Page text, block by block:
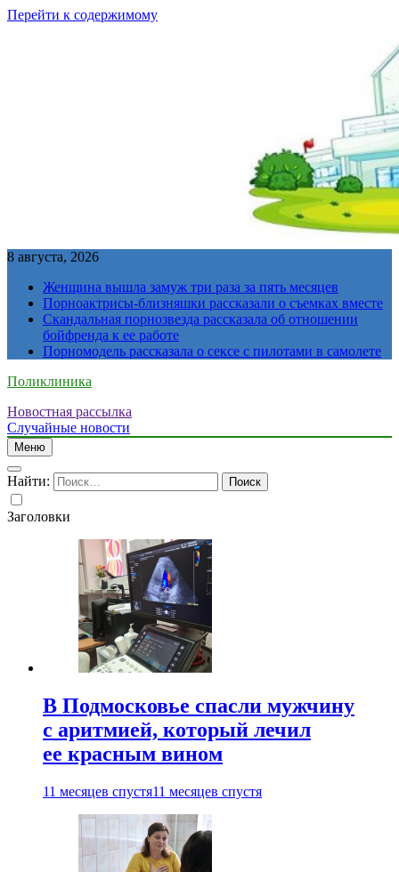
Перейти к содержимому
8 августа, 2026
Женщина вышла замуж три раза за пять месяцев
Порноактрисы-близняшки рассказали о съемках вместе
Скандальная порнозвезда рассказала об отношении
бойфренда к ее работе
Порномодель рассказала о сексе с пилотами в самолете
Поликлиника
Новостная рассылка
Случайные новости
Меню
Найти:
Заголовки
В Подмосковье спасли мужчину
с аритмией, который лечил
ее красным вином
11 месяцев спустя11 месяцев спустя